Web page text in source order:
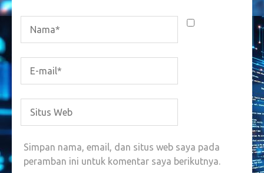
Simpan nama, email, dan situs web saya pada
peramban ini untuk komentar saya berikutnya.